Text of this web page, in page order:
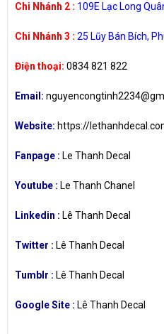
Chi Nhánh 2 : 109E Lạc Long
Chi Nhánh 3 : 25 Lũy Bán Bích,
Điện thoại: 0834 821 822
Email:
Website: https://
Fanpage : Le Thanh Decal
Youtube : Le Thanh Chanel
Linkedin : Lê Thanh Decal
Twitter : Lê Thanh Decal
Tumblr : Lê Thanh Decal
Google Site : Lê Thanh Decal